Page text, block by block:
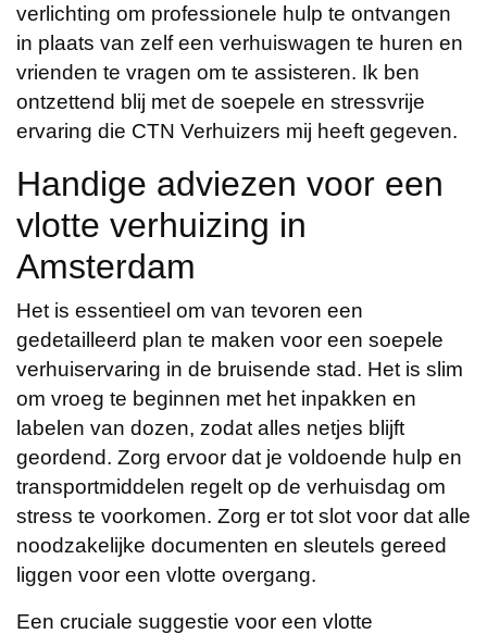
verlichting om professionele hulp te ontvangen
in plaats van zelf een verhuiswagen te huren en
vrienden te vragen om te assisteren. Ik ben
ontzettend blij met de soepele en stressvrije
ervaring die CTN Verhuizers mij heeft gegeven.
Handige adviezen voor een
vlotte verhuizing in
Amsterdam
Het is essentieel om van tevoren een
gedetailleerd plan te maken voor een soepele
verhuiservaring in de bruisende stad. Het is slim
om vroeg te beginnen met het inpakken en
labelen van dozen, zodat alles netjes blijft
geordend. Zorg ervoor dat je voldoende hulp en
transportmiddelen regelt op de verhuisdag om
stress te voorkomen. Zorg er tot slot voor dat alle
noodzakelijke documenten en sleutels gereed
liggen voor een vlotte overgang.
Een cruciale suggestie voor een vlotte